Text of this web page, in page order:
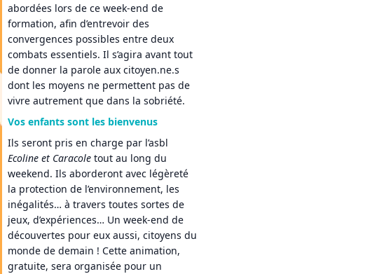
abordées lors de ce week-end de
formation, afin d’entrevoir des
convergences possibles entre deux
combats essentiels. Il s’agira avant tout
de donner la parole aux citoyen.ne.s
dont les moyens ne permettent pas de
vivre autrement que dans la sobriété.
Vos enfants sont les bienvenus
Ils seront pris en charge par l’asbl
Ecoline et Caracoletout au long du
weekend. Ils aborderont avec légèreté
la protection de l’environnement, les
inégalités… à travers toutes sortes de
jeux, d’expériences… Un week-end de
découvertes pour eux aussi, citoyens du
monde de demain ! Cette animation,
gratuite, sera organisée pour un